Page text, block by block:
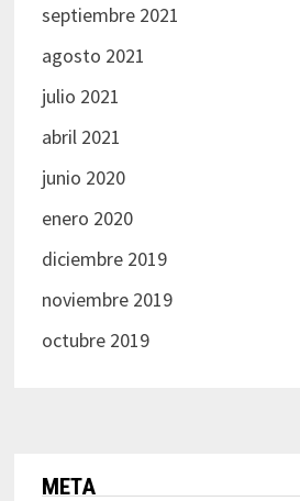
septiembre 2021
agosto 2021
julio 2021
abril 2021
junio 2020
enero 2020
diciembre 2019
noviembre 2019
octubre 2019
META